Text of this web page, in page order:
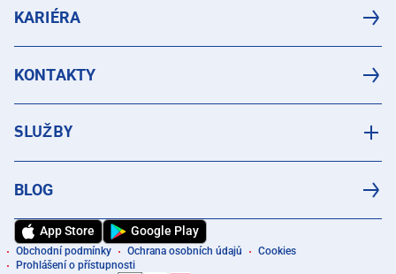
KARIÉRA
KONTAKTY
SLUŽBY
BLOG
App Store Google Play
Obchodní podmínky Ochrana osobních údajů
Cookies
Prohlášení o přístupnosti